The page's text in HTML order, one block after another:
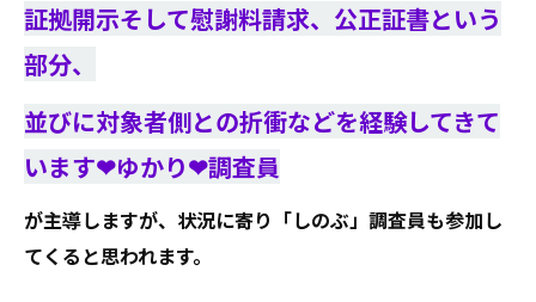
証拠開示そして慰謝料請求、公正証書という
部分、
並びに対象者側との折衝などを経験してきて
います❤ゆかり❤調査員
が主導しますが、状況に寄り「しのぶ」調査員も参加し
てくると思われます。